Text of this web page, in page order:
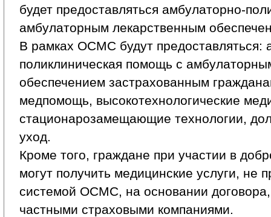
будет предоставляться амбулаторно-
амбулаторным лекарственным
В рамках ОСМС будут предоставляться:
поликлиническая помощь с
обеспечением застрахованным
медпомощь, высокотехнологические
стационарозамещающие технологии,
уход.
Кроме того, граждане при участии в
могут получить медицинские услуги, не
системой ОСМС, на основании договора,
частными страховыми компаниями.